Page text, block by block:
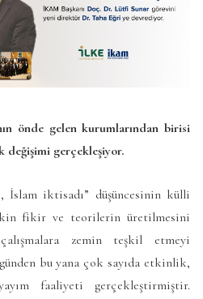
önde gelen kurumlarından birisi
değişimi gerçekleşiyor.
İslam iktisadı” düşüncesinin külli
fikir ve teorilerin üretilmesini
zemin teşkil etmeyi
bu yana çok sayıda etkinlik,
faaliyeti gerçekleştirmiştir.